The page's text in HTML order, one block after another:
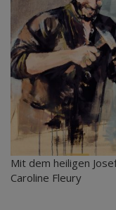
Mit dem heiligen
Caroline Fleury